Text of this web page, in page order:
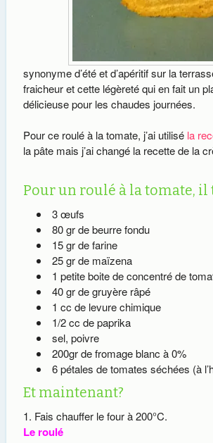
synonyme d’été et d’apéritif sur la
fraicheur et cette légèreté qui en fait un
délicieuse pour les chaudes journées.
Pour ce roulé à la tomate, j’ai utilisé la
la pâte mais j’ai changé la recette de la
Pour un roulé à la tomate, il
3 œufs
80 gr de beurre fondu
15 gr de farine
25 gr de maïzena
1 petite boite de concentré de
40 gr de gruyère râpé
1 cc de levure chimique
1/2 cc de paprika
sel, poivre
200gr de fromage blanc à 0%
6 pétales de tomates séchées (à
Et maintenant?
Fais chauffer le four à 200°C.
Le roulé